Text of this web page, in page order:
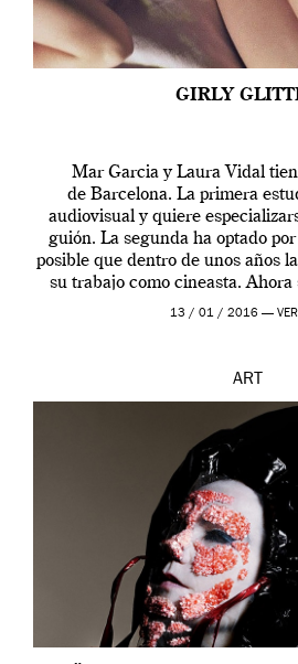
GIRLY
Mar Garcia y Laura Vidal
de Barcelona. La primera
audiovisual y quiere
guión. La segunda ha optado
posible que dentro de unos años
su trabajo como cineasta. Ahora
contarnos una
13 / 01 / 2016 —
ART